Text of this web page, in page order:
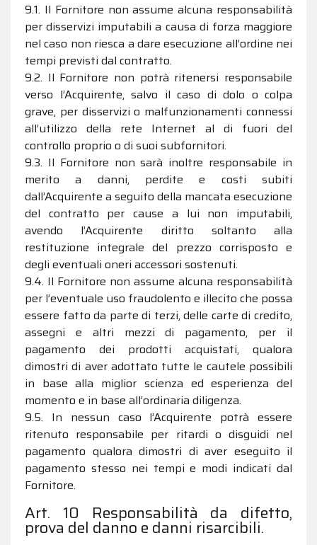
9.1. Il Fornitore non assume alcuna responsabilità
per disservizi imputabili a causa di forza maggiore
nel caso non riesca a dare esecuzione all’ordine nei
tempi previsti dal contratto.
9.2. Il Fornitore non potrà ritenersi responsabile
verso l’Acquirente, salvo il caso di dolo o colpa
grave, per disservizi o malfunzionamenti connessi
all’utilizzo della rete Internet al di fuori del
controllo proprio o di suoi subfornitori.
9.3. Il Fornitore non sarà inoltre responsabile in
merito a danni, perdite e costi subiti
dall’Acquirente a seguito della mancata esecuzione
del contratto per cause a lui non imputabili,
avendo l’Acquirente diritto soltanto alla
restituzione integrale del prezzo corrisposto e
degli eventuali oneri accessori sostenuti.
9.4. Il Fornitore non assume alcuna responsabilità
per l’eventuale uso fraudolento e illecito che possa
essere fatto da parte di terzi, delle carte di credito,
assegni e altri mezzi di pagamento, per il
pagamento dei prodotti acquistati, qualora
dimostri di aver adottato tutte le cautele possibili
in base alla miglior scienza ed esperienza del
momento e in base all’ordinaria diligenza.
9.5. In nessun caso l’Acquirente potrà essere
ritenuto responsabile per ritardi o disguidi nel
pagamento qualora dimostri di aver eseguito il
pagamento stesso nei tempi e modi indicati dal
Fornitore.
Art. 10 Responsabilità da difetto,
prova del danno e danni risarcibili.